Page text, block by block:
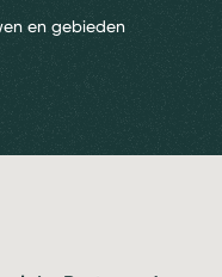
en gebieden